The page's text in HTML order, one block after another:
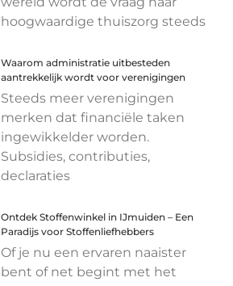
hoogwaardige thuiszorg steeds
Waarom administratie uitbesteden
aantrekkelijk wordt voor verenigingen
Steeds meer verenigingen
merken dat financiële taken
ingewikkelder worden.
Subsidies, contributies,
declaraties
Ontdek Stoffenwinkel in IJmuiden – Een
Paradijs voor Stoffenliefhebbers
Of je nu een ervaren naaister
bent of net begint met het